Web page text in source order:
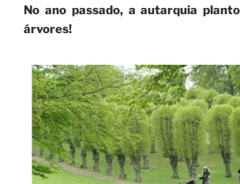
No ano passado, a autarquia
árvores!